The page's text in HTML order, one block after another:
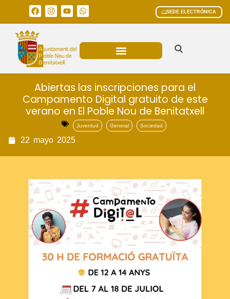
SEDE ELECTRÓNICA
Abiertas las inscripciones para el
Campamento Digital gratuito de este
verano en El Poble Nou de Benitatxell
Juventud General Sociedad
22 mayo 2025